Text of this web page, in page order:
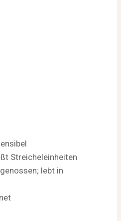
Streicheleinheiten
lebt in